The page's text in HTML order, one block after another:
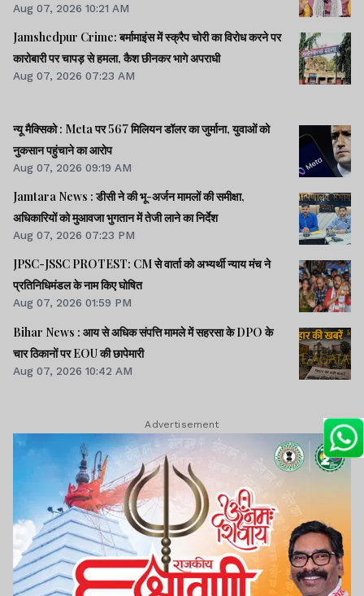
Aug 07, 2026 10:21 AM
Jamshedpur Crime: बर्मामाइंस में स्क्रैप चोरी का विरोध करने पर
कारोबारी पर चापड़ से हमला, कैश छीनकर भागे अपराधी
Aug 07, 2026 07:23 AM
न्यू मैक्सिको : Meta पर 567 मिलियन डॉलर का जुर्माना, युवाओं को
नुकसान पहुंचाने का आरोप
Aug 07, 2026 09:19 AM
Jamtara News : डीसी ने की भू-अर्जन मामलों की समीक्षा,
अधिकारियों को मुआवजा भुगतान में तेजी लाने का निर्देश
Aug 07, 2026 07:23 PM
JPSC-JSSC PROTEST: CM से वार्ता को अभ्यर्थी न्याय मंच ने
प्रतिनिधिमंडल के नाम किए घोषित
Aug 07, 2026 01:59 PM
Bihar News : आय से अधिक संपत्ति मामले में सहरसा के DPO के
चार ठिकानों पर EOU की छापेमारी
Aug 07, 2026 10:42 AM
Advertisement